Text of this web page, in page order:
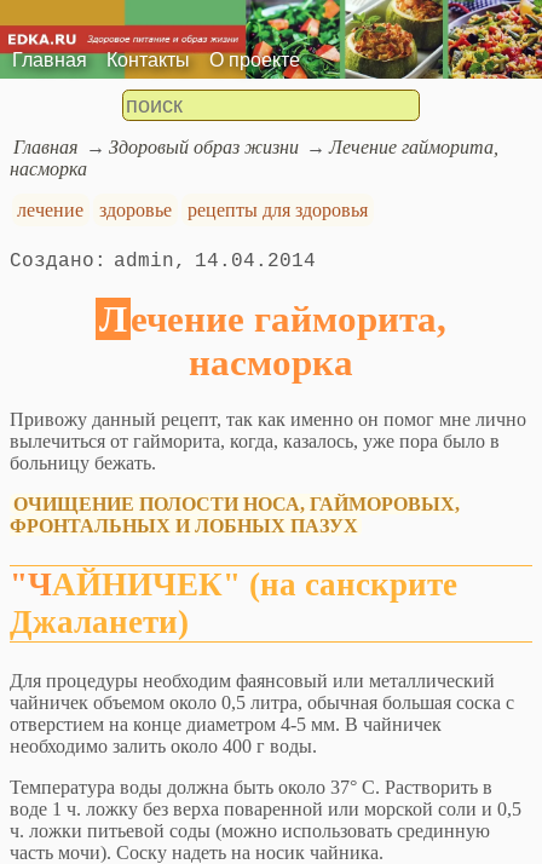
Главная Контакты О проекте
Главная Здоровый образ жизни
Лечение гайморита,
насморка
лечение
здоровье рецепты для здоровья
admin 14.04.2014
Лечение гайморита,
насморка
Привожу данный рецепт, так как именно он помог мне лично
вылечиться от гайморита, когда, казалось, уже пора было в
больницу бежать.
ОЧИЩЕНИЕ ПОЛОСТИ НОСА, ГАЙМОРОВЫХ,
ФРОНТАЛЬНЫХ И ЛОБНЫХ ПАЗУХ
"ЧАЙНИЧЕК" (на санскрите
Джаланети)
Для процедуры необходим фаянсовый или металлический
чайничек объемом около 0,5 литра, обычная большая соска с
отверстием на конце диаметром 4-5 мм. В чайничек
необходимо залить около 400 г воды.
Температура воды должна быть около 37° С. Растворить в
воде 1 ч. ложку без верха поваренной или морской соли и 0,5
ч. ложки питьевой соды (можно использовать срединную
часть мочи). Соску надеть на носик чайника.